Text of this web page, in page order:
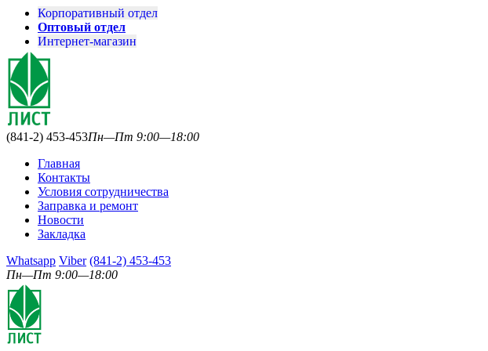
Корпоративный отдел
Оптовый отдел
Интернет-магазин
(841-2) 453-453Пн—Пт 9:00—18:00
Главная
Контакты
Условия сотрудничества
Заправка и ремонт
Новости
Закладка
Whatsapp Viber (841-2) 453-453
Пн—Пт 9:00—18:00